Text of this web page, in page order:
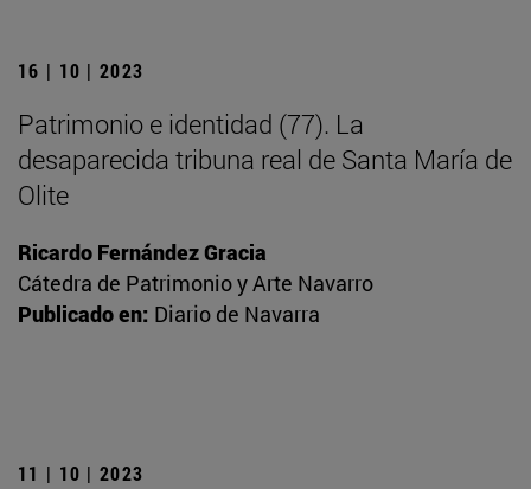
16 | 10 | 2023
Patrimonio e identidad (77). La
desaparecida tribuna real de Santa María de
Olite
Ricardo Fernández Gracia
Cátedra de Patrimonio y Arte Navarro
Publicado en: Diario de Navarra
11 | 10 | 2023